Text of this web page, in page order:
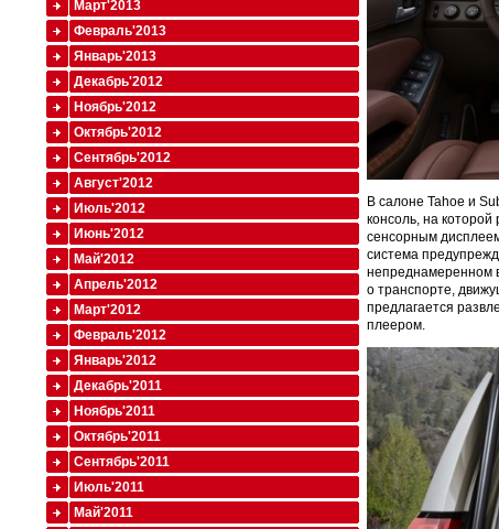
В салоне Tahoe и
консоль, на
сенсорным
система
непреднамеренном
о транспорте,
предлагается
плеером.
Март'2013
Февраль'2013
Январь'2013
Декабрь'2012
Ноябрь'2012
Октябрь'2012
Сентябрь'2012
Август'2012
Июль'2012
Июнь'2012
Май'2012
Апрель'2012
Март'2012
Февраль'2012
Январь'2012
Декабрь'2011
Ноябрь'2011
Октябрь'2011
Сентябрь'2011
Июль'2011
Май'2011